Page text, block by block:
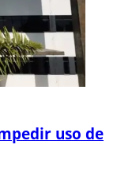
uso de